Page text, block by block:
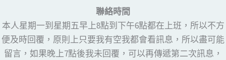
聯絡時間
本人星期一到星期五早上8點到下午6點都在上班，所以不方
便及時回覆，原則上只要我有空我都會看訊息，所以盡可能
留言，如果晚上7點後我未回覆，可以再傳遞第二次訊息，